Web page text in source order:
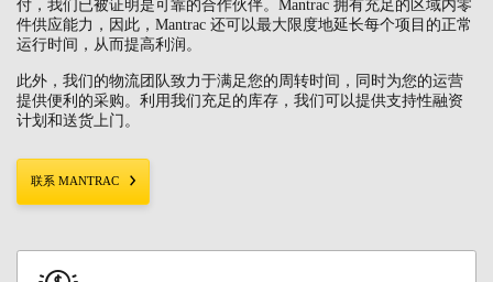
付，我们已被证明是可靠的合作伙伴。Mantrac 拥有充足的区域内零
件供应能力，因此，Mantrac 还可以最大限度地延长每个项目的正常
运行时间，从而提高利润。
此外，我们的物流团队致力于满足您的周转时间，同时为您的运营
提供便利的采购。利用我们充足的库存，我们可以提供支持性融资
计划和送货上门。
联系 MANTRAC